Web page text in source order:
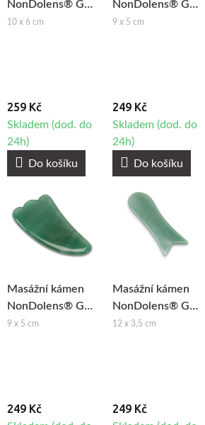
NonDolens® Gua
Sha obdélník -
10 x 6 cm
259 Kč
Skladem (dod. do
24h)
Do košíku
NonDolens® Gua
Sha srdce -
9 x 5 cm
249 Kč
Skladem (dod. do
24h)
Do košíku
Masážní kámen
NonDolens® Gua
Sha ploutev -
9 x 5 cm
249 Kč
Masážní kámen
NonDolens® Gua
Sha ryba -
12 x 3,5 cm
249 Kč